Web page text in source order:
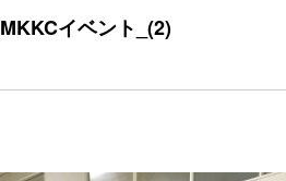
MKKCイベント_(2)